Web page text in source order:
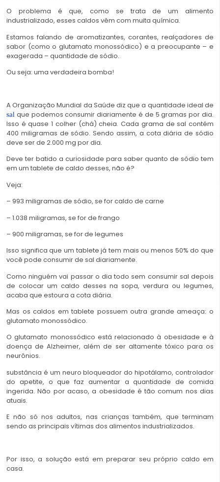
O problema é que, como se trata de um alimento
industrializado, esses caldos vêm com muita química.
Estamos falando de aromatizantes, corantes, realçadores de
sabor (como o glutamato monossódico) e a preocupante – e
exagerada – quantidade de sódio.
Ou seja: uma verdadeira bomba!
A Organização Mundial da Saúde diz que a quantidade ideal de
sal que podemos consumir diariamente é de 5 gramas por dia.
Isso é quase 1 colher (chá) cheia. Cada grama de sal contém
400 miligramas de sódio. Sendo assim, a cota diária de sódio
deve ser de 2.000 mg por dia.
Deve ter batido a curiosidade para saber quanto de sódio tem
em um tablete de caldo desses, não é?
Veja:
– 993 miligramas de sódio, se for caldo de carne
– 1.038 miligramas, se for de frango
– 900 miligramas, se for de legumes
Isso significa que um tablete já tem mais ou menos 50% do que
você pode consumir de sal diariamente.
Como ninguém vai passar o dia todo sem consumir sal depois
de colocar um caldo desses na sopa, verdura ou legumes,
acaba que estoura a cota diária.
Mas os caldos em tablete possuem outra grande ameaça: o
glutamato monossódico.
O glutamato monossódico está relacionado à obesidade e à
doença de Alzheimer, além de ser altamente tóxico para os
neurônios.
substância é um neuro bloqueador do hipotálamo, controlador
do apetite, o que faz aumentar a quantidade de comida
ingerida. Não por acaso, a obesidade é tão comum nos dias
atuais.
E não só nos adultos, nas crianças também, que terminam
sendo as principais vítimas dos alimentos industrializados.
Por isso, a solução está em preparar seu próprio caldo em
casa.